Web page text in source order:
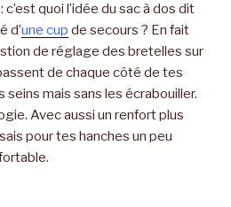
c’est quoi l’idée du sac à dos dit
d’une cup de secours ? En fait
de réglage des bretelles sur
de chaque côté de tes
mais sans les écrabouiller.
Avec aussi un renfort plus
pour tes hanches un peu